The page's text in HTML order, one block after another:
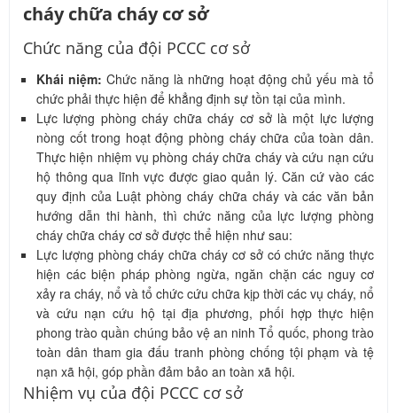
cháy chữa cháy cơ sở
Chức năng của đội PCCC cơ sở
Khái niệm: Chức năng là những hoạt động chủ yếu mà tổ
chức phải thực hiện để khẳng định sự tồn tại của mình.
Lực lượng phòng cháy chữa cháy cơ sở là một lực lượng
nòng cốt trong hoạt động phòng cháy chữa của toàn dân.
Thực hiện nhiệm vụ phòng cháy chữa cháy và cứu nạn cứu
hộ thông qua lĩnh vực được giao quản lý. Căn cứ vào các
quy định của Luật phòng cháy chữa cháy và các văn bản
hướng dẫn thi hành, thì chức năng của lực lượng phòng
cháy chữa cháy cơ sở được thể hiện như sau:
Lực lượng phòng cháy chữa cháy cơ sở có chức năng thực
hiện các biện pháp phòng ngừa, ngăn chặn các nguy cơ
xảy ra cháy, nổ và tổ chức cứu chữa kịp thời các vụ cháy, nổ
và cứu nạn cứu hộ tại địa phương, phối hợp thực hiện
phong trào quần chúng bảo vệ an ninh Tổ quốc, phong trào
toàn dân tham gia đấu tranh phòng chống tội phạm và tệ
nạn xã hội, góp phần đảm bảo an toàn xã hội.
Nhiệm vụ của đội PCCC cơ sở